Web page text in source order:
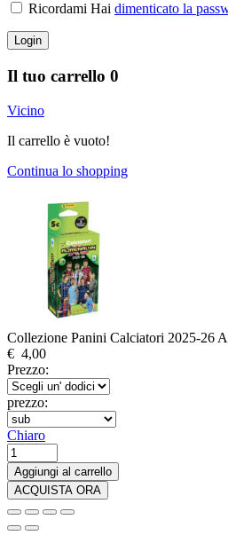
Ricordami Hai dimenticato la
Login
Il tuo carrello 0
Vicino
Il carrello è vuoto!
Continua lo shopping
Collezione Panini Calciatori 2025-26
€ 4,00
Prezzo:
prezzo:
Chiaro
Collezione
Panini
Calciatori
2025-
26
Adrenalyn
Aggiungi al carrello
ACQUISTA ORA